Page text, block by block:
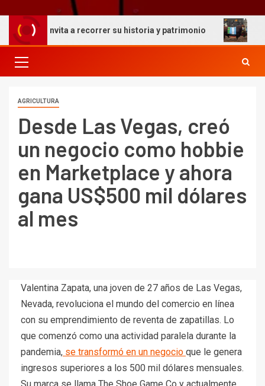
invita a recorrer su historia y patrimonio La
AGRICULTURA
Desde Las Vegas, creó
un negocio como hobbie
en Marketplace y ahora
gana US$500 mil dólares
al mes
Valentina Zapata, una joven de 27 años de Las Vegas,
Nevada, revoluciona el mundo del comercio en línea
con su emprendimiento de reventa de zapatillas. Lo
que comenzó como una actividad paralela durante la
pandemia, se transformó en un negocio que le genera
ingresos superiores a los 500 mil dólares mensuales.
Su marca se llama The Shoe Game Co y actualmente